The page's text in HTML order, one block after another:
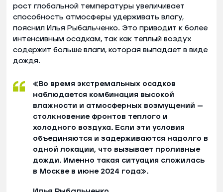
рост глобальной температуры увеличивает
способность атмосферы удерживать влагу,
пояснил Илья Рыбальченко. Это приводит к более
интенсивным осадкам, так как теплый воздух
содержит больше влаги, которая выпадает в виде
дождя.
«Во время экстремальных осадков
наблюдается комбинация высокой
влажности и атмосферных возмущений —
столкновение фронтов теплого и
холодного воздуха. Если эти условия
объединяются и задерживаются надолго в
одной локации, что вызывает проливные
дожди. Именно такая ситуация сложилась
в Москве в июне 2024 года».